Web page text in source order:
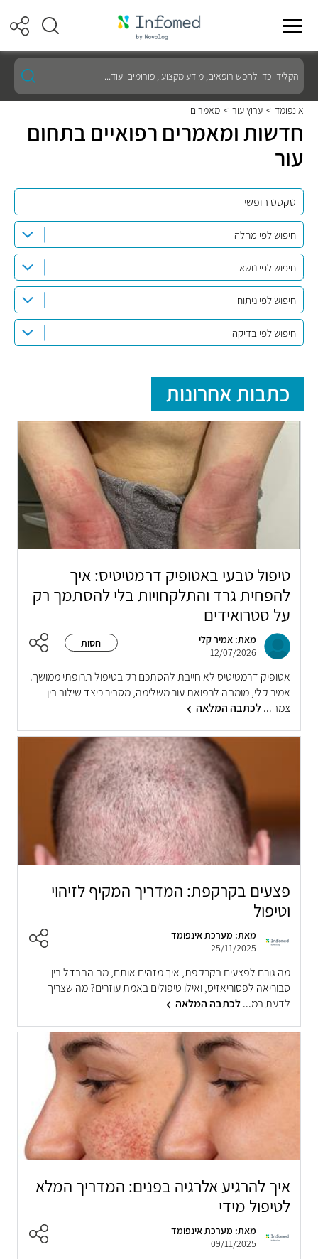
הקלידו
כדי
לחפש
רופאים,
מידע
מקצועי,
פורומים
ועוד...
אינפומד > ערוץ עור > מאמרים
חדשות ומאמרים רפואיים בתחום
עור
חיפוש לפי מחלה
חיפוש לפי נושא
חיפוש לפי ניתוח
חיפוש לפי בדיקה
כתבות אחרונות
טיפול טבעי באטופיק דרמטיטיס: איך
להפחית גרד והתלקחויות בלי להסתמך רק
על סטרואידים
מאת: אמיר קלי
12/07/2026
חסות
אטופיק דרמטיטיס לא חייבת להסתכם רק בטיפול תרופתי ממושך.
אמיר קלי, מומחה לרפואת עור משלימה, מסביר כיצד שילוב בין
צמח...לכתבה המלאה
פצעים בקרקפת: המדריך המקיף לזיהוי
וטיפול
מאת: מערכת אינפומד
25/11/2025
מה גורם לפצעים בקרקפת, איך מזהים אותם, מה ההבדל בין
סבוריאה לפסוריאזיס, ואילו טיפולים באמת עוזרים? מה שצריך
לדעת במ...לכתבה המלאה
איך להרגיע אלרגיה בפנים: המדריך המלא
לטיפול מידי
מאת: מערכת אינפומד
09/11/2025